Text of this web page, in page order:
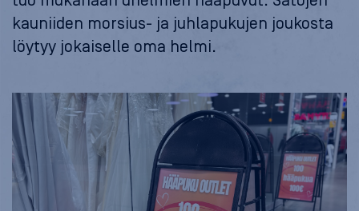
kauniiden morsius- ja juhlapukujen joukosta
löytyy jokaiselle oma helmi.